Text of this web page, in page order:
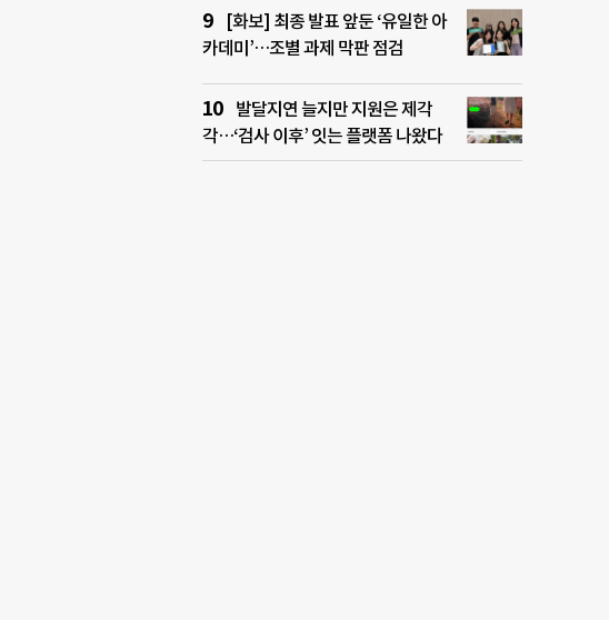
[화보] 최종 발표 앞둔 ‘유일한 아
카데미’…조별 과제 막판 점검
발달지연 늘지만 지원은 제각
각…‘검사 이후’ 잇는 플랫폼 나왔다